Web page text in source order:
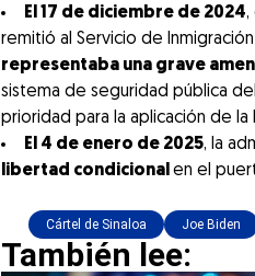
El 17 de diciembre de 2024,
remitió al Servicio de
representaba una grave
sistema de seguridad pública
prioridad para la aplicación de la
El 4 de enero de 2025, la
libertad condicionalen el
Cártel de Sinaloa Joe Biden
También lee: